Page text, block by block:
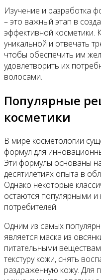
Изучение и разработка
– это важный этап в
эффективной
уникальной и отвечать
чтобы обеспечить им
удовлетворить их
волосами.
Популярные
косметики
В мире косметологии
формул для
Эти формулы основаны
десятилетиях опыта в
Однако некоторые
остаются популярными
потребителей.
Одним из самых
является маска из
питательными
текстуру кожи, снять
раздраженную кожу. Для